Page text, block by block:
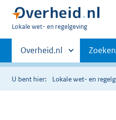
U
hier:
Lokale wet- en regelgeving
Primaire
navigatie
Andere
sites
binnen
Overheid.nl Zoeken
U bent hier: Lokale wet- en